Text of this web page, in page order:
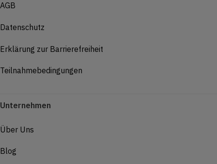
AGB
Datenschutz
Erklärung zur Barrierefreiheit
Teilnahmebedingungen
Unternehmen
Über Uns
Blog